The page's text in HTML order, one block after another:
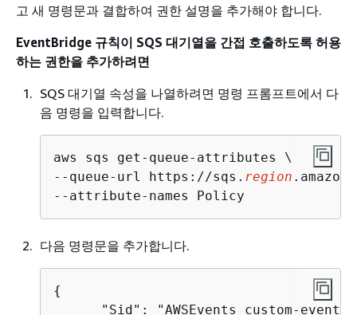
고 새 명령문과 결합하여 권한 설명을 추가해야 합니다.
EventBridge 규칙이 SQS 대기열을 간접 호출하도록 허용
하는 권한을 추가하려면
SQS 대기열 속성을 나열하려면 명령 프롬프트에서 다
음 명령을 입력합니다.
aws sqs get-queue-attributes \
--queue-url https://sqs. region
--attribute-names Policy
다음 명령문을 추가합니다.
{
"Sid": "AWSEvents_custom-